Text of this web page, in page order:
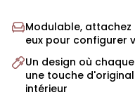
Modulable,
eux pour configurer
Un design où
une touche
intérieur